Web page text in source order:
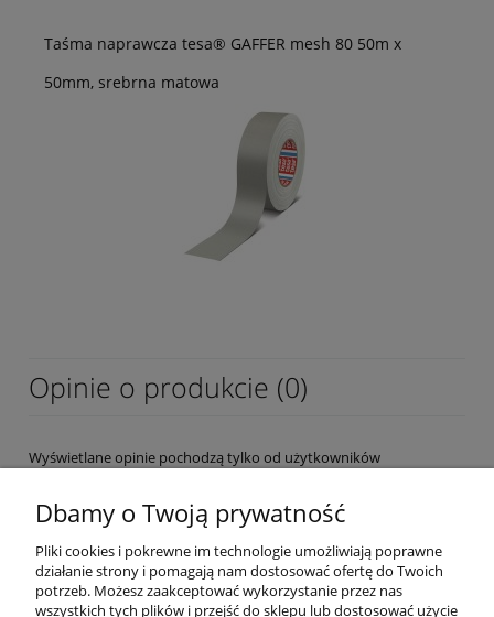
Taśma naprawcza tesa® GAFFER mesh 80 50m x
50mm, srebrna matowa
Opinie o produkcie (0)
Wyświetlane opinie pochodzą tylko od użytkowników
Dbamy o Twoją prywatność
Pliki cookies i pokrewne im technologie umożliwiają poprawne
działanie strony i pomagają nam dostosować ofertę do Twoich
potrzeb. Możesz zaakceptować wykorzystanie przez nas
wszystkich tych plików i przejść do sklepu lub dostosować użycie